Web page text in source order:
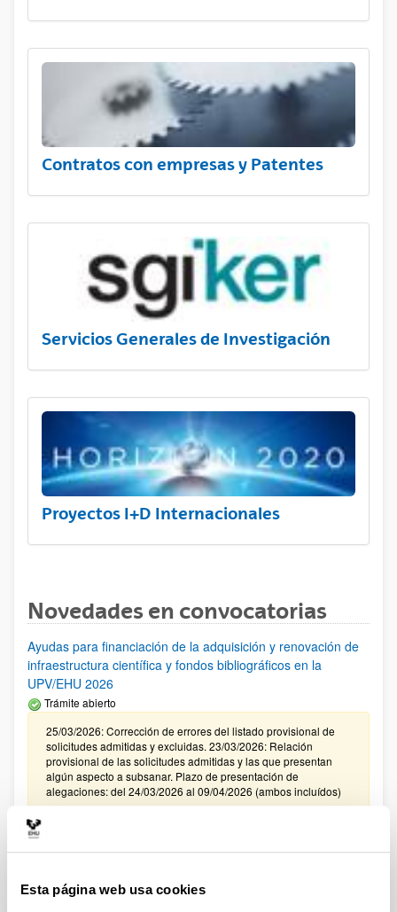
Esta página web usa cookies
Contratos con empresas y Patentes
Servicios Generales de Investigación
Proyectos I+D Internacionales
Novedades en convocatorias
Ayudas para financiación de la adquisición y renovación de
infraestructura científica y fondos bibliográficos en la
UPV/EHU 2026
Trámite abierto
25/03/2026: Corrección de errores del listado provisional de
solicitudes admitidas y excluidas. 23/03/2026: Relación
provisional de las solicitudes admitidas y las que presentan
algún aspecto a subsanar. Plazo de presentación de
alegaciones: del 24/03/2026 al 09/04/2026 (ambos incluídos)
Convocatoria de ayudas para el fomento de la cultura
científica, tecnológica y de la innovación (FECYT) 2026
Plazo interno para envío documentación: propuestas